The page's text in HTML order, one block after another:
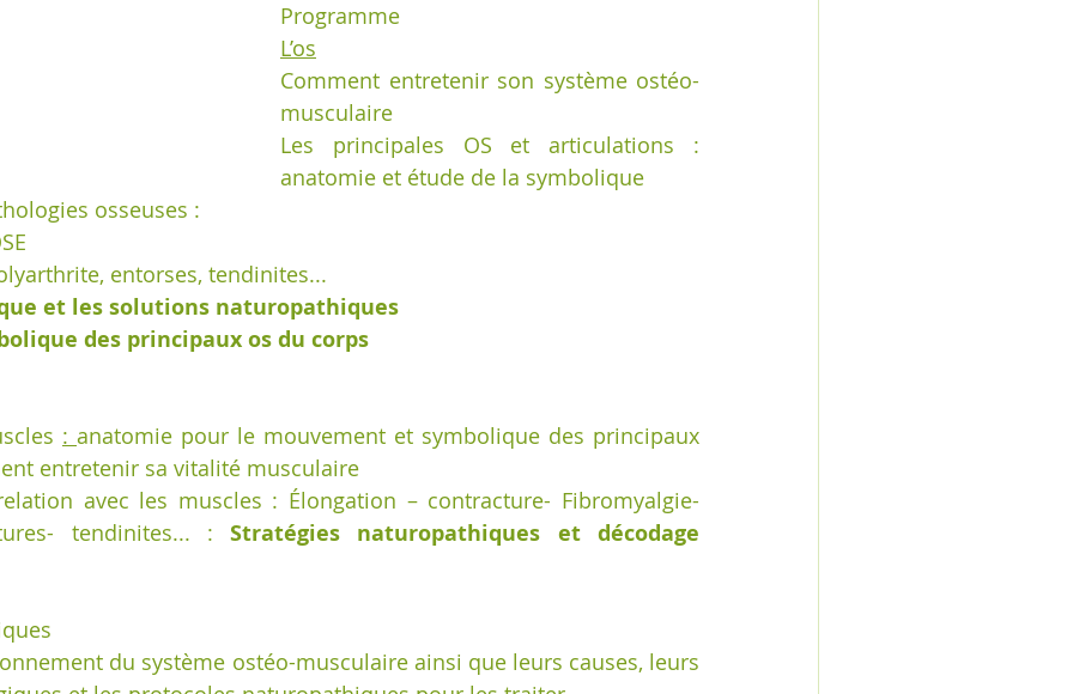
Programme
L’os
Comment entretenir son système ostéo-
musculaire
Les principales OS et articulations :
anatomie et étude de la symbolique
osseuses :
entorses, tendinites...
et les solutions naturopathiques
des principaux os du corps
: anatomie pour le mouvement et symbolique des principaux
entretenir sa vitalité musculaire
avec les muscles : Élongation – contracture- Fibromyalgie-
tendinites... : Stratégies naturopathiques et décodage
du système ostéo-musculaire ainsi que leurs causes, leurs